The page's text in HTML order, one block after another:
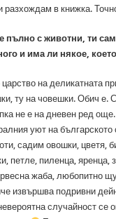
в книжка.
пълно с животни, ти
и има ли някое,
на деликатната
ту на човешки. Обич
не е на дневен ред
уют на
садим овошки, цветя,
петле, пиленца, яренца,
жаба, любопитно
извършва подривни
случайност се